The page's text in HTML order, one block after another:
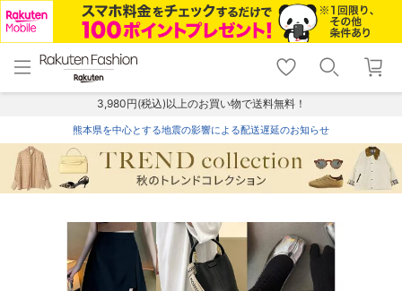
menu home
トップ
shopping_cart lock_outline
ログイン
3,980円(税込)以上のお買い物で送料無料！
熊本県を中心とする地震の影響による配送遅延のお知らせ